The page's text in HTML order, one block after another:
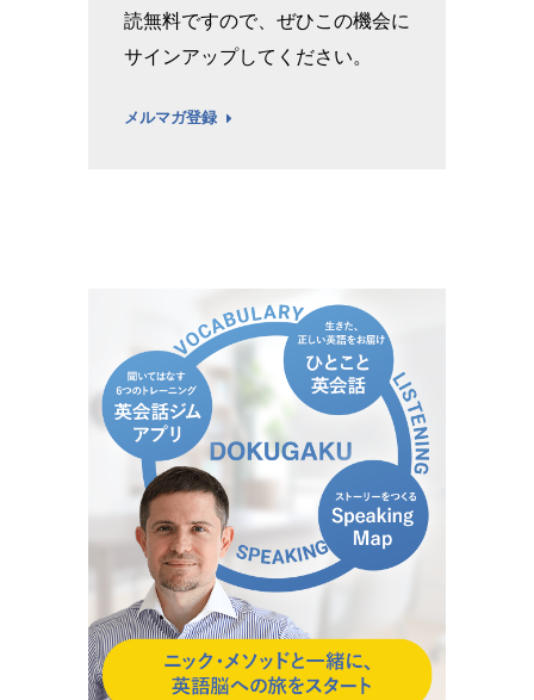
読無料ですので、ぜひこの機会に
サインアップしてください。
メルマガ登録